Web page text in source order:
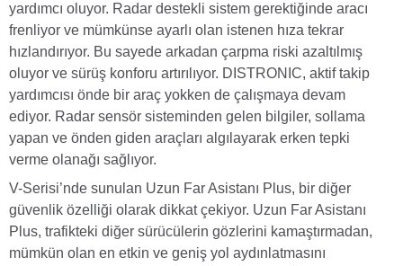
yardımcı oluyor. Radar destekli sistem gerektiğinde aracı
frenliyor ve mümkünse ayarlı olan istenen hıza tekrar
hızlandırıyor. Bu sayede arkadan çarpma riski azaltılmış
oluyor ve sürüş konforu artırılıyor. DISTRONIC, aktif takip
yardımcısı önde bir araç yokken de çalışmaya devam
ediyor. Radar sensör sisteminden gelen bilgiler, sollama
yapan ve önden giden araçları algılayarak erken tepki
verme olanağı sağlıyor.
V-Serisi’nde sunulan Uzun Far Asistanı Plus, bir diğer
güvenlik özelliği olarak dikkat çekiyor. Uzun Far Asistanı
Plus, trafikteki diğer sürücülerin gözlerini kamaştırmadan,
mümkün olan en etkin ve geniş yol aydınlatmasını